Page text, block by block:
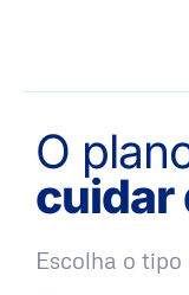
O
cuidar
Escolha o